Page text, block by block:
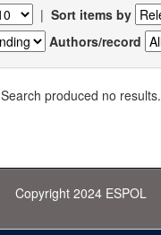
| Sort items by
Authors/record
Search produced no results.
Copyright 2024 ESPOL